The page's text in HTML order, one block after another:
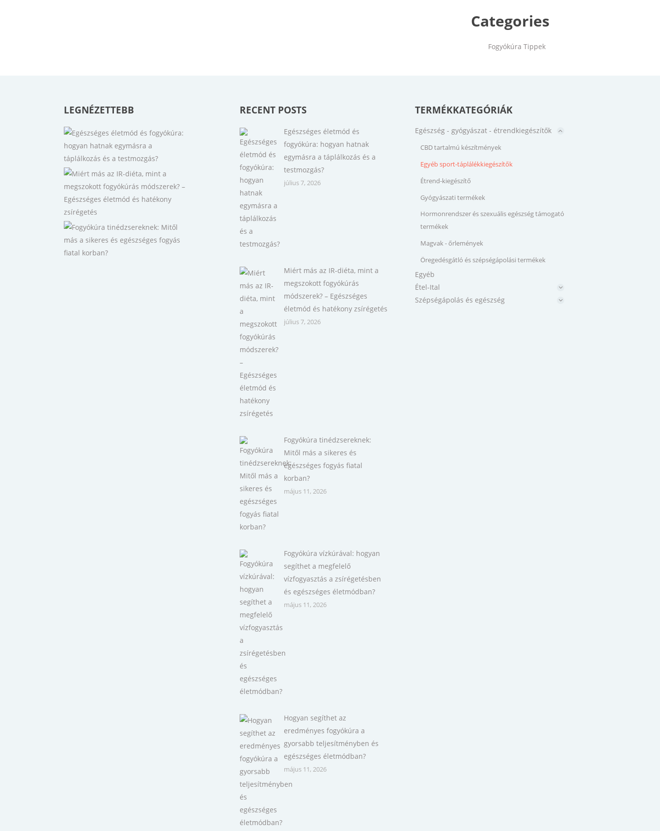
Categories
Fogyókúra Tippek
LEGNÉZETTEBB RECENT POSTS
Egészséges életmód és
fogyókúra: hogyan hatnak
egymásra a táplálkozás és a
testmozgás?
július 7, 2026
Miért más az IR-diéta, mint a
megszokott fogyókúrás
módszerek? – Egészséges
életmód és hatékony zsírégetés
július 7, 2026
Fogyókúra tinédzsereknek:
Mitől más a sikeres és
egészséges fogyás fiatal
korban?
május 11, 2026
Fogyókúra vízkúrával: hogyan
segíthet a megfelelő
vízfogyasztás a zsírégetésben
és egészséges életmódban?
május 11, 2026
Hogyan segíthet az
eredményes fogyókúra a
gyorsabb teljesítményben és
egészséges életmódban?
május 11, 2026
TERMÉKKATEGÓRIÁK
Egészség - gyógyászat - étrendkiegészítők
CBD tartalmú készítmények
Egyéb sport-táplálékkiegészítők
Étrend-kiegészítő
Gyógyászati termékek
Hormonrendszer és szexuális egészség támogató
termékek
Magvak - őrlemények
Öregedésgátló és szépségápolási termékek
Egyéb
Étel-Ital
Szépségápolás és egészség